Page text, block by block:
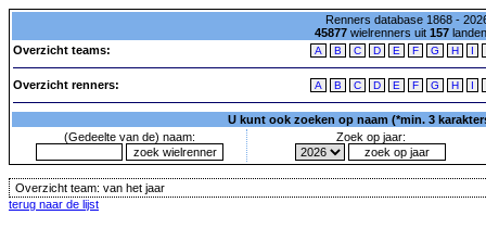
Renners database 1868 -
45877wielrenners uit 157
Overzicht teams:
A B C D E F G H I
Overzicht renners: A B C D E F G H I
U kunt ook zoeken op naam (*min. 3
(Gedeelte van de) naam:
Zoek op jaar:
Overzicht team: van het jaar
terug naar de lijst